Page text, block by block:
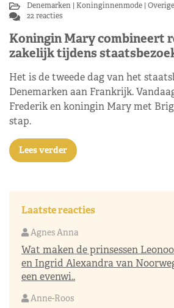
Denemarken Koninginnenmode
22 reacties
Koningin Mary combineert
zakelijk tijdens
Het is de tweede dag van het
Denemarken aan Frankrijk.
Frederik en koningin Mary met
stap.
Lees verder
Laatste reacties
Agnes Anna
Wat maken de prinsessen
en Ingrid Alexandra van
een evenwi..
Anne-Roos